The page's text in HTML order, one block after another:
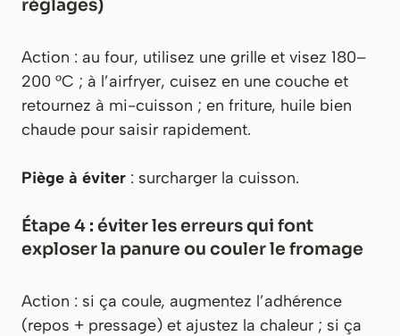
réglages)
Action : au four, utilisez une grille et visez 180–
200 °C ; à l’airfryer, cuisez en une couche et
retournez à mi-cuisson ; en friture, huile bien
chaude pour saisir rapidement.
Piège à éviter : surcharger la cuisson.
Étape 4 : éviter les erreurs qui font
exploser la panure ou couler le fromage
Action : si ça coule, augmentez l’adhérence
(repos + pressage) et ajustez la chaleur ; si ça